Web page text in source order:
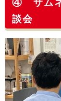
④ サムネ
談会